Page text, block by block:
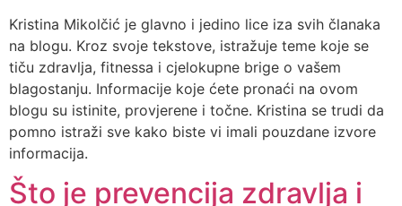
Kristina Mikolčić je glavno i jedino lice iza svih članaka
na blogu. Kroz svoje tekstove, istražuje teme koje se
tiču zdravlja, fitnessa i cjelokupne brige o vašem
blagostanju. Informacije koje ćete pronaći na ovom
blogu su istinite, provjerene i točne. Kristina se trudi da
pomno istraži sve kako biste vi imali pouzdane izvore
informacija.
Što je prevencija zdravlja i